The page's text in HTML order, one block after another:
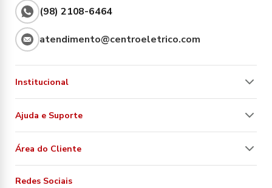
(98) 2108-6464
atendimento@centroeletrico.com
Institucional
Ajuda e Suporte
Área do Cliente
Redes Sociais